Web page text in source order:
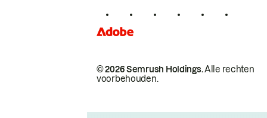
© 2026 Semrush Holdings.Alle rechten
voorbehouden.